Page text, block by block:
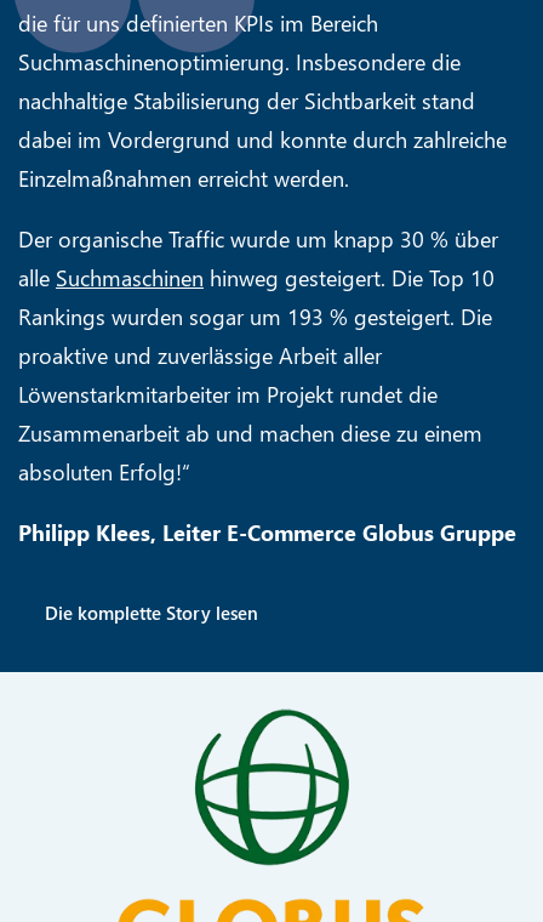
die für uns definierten KPIs im Bereich
Suchmaschinenoptimierung. Insbesondere die
nachhaltige Stabilisierung der Sichtbarkeit stand
dabei im Vordergrund und konnte durch zahlreiche
Einzelmaßnahmen erreicht werden.
Der organische Traffic wurde um knapp 30 % über
alle Suchmaschinen hinweg gesteigert. Die Top 10
Rankings wurden sogar um 193 % gesteigert. Die
proaktive und zuverlässige Arbeit aller
Löwenstarkmitarbeiter im Projekt rundet die
Zusammenarbeit ab und machen diese zu einem
absoluten Erfolg!“
Philipp Klees, Leiter E-Commerce Globus Gruppe
Die komplette Story lesen